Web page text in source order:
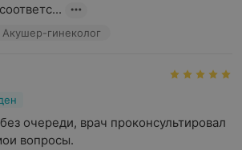
гинеколог
очереди, врач проконсультировал
вопросы.